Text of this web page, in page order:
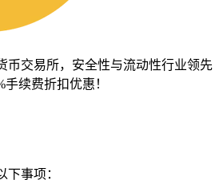
币交易所，安全性与流动性行业领先
手续费折扣优惠！
事项：